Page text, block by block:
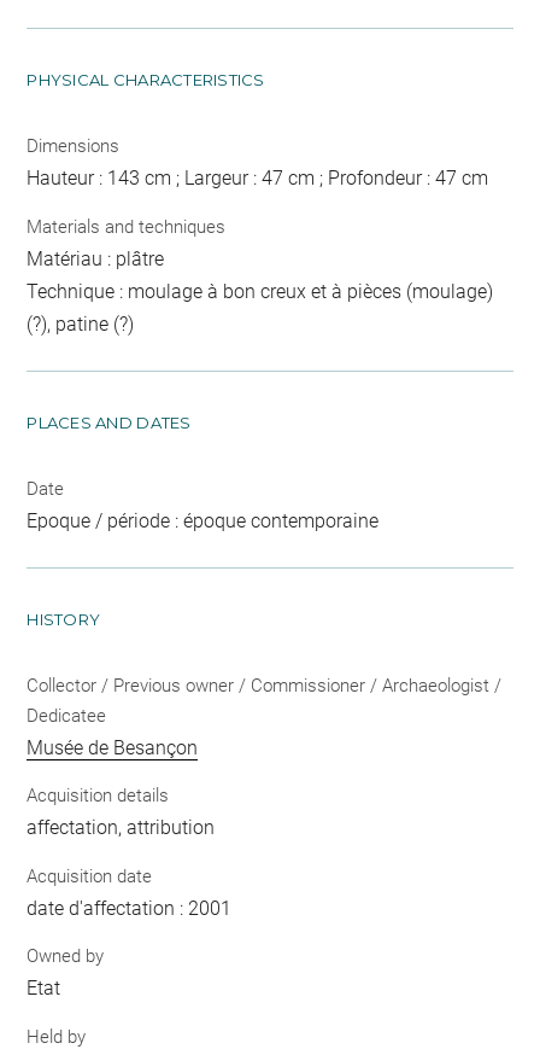
PHYSICAL CHARACTERISTICS
Dimensions
Hauteur : 143 cm ; Largeur : 47 cm ; Profondeur : 47 cm
Materials and techniques
Matériau : plâtre
Technique : moulage à bon creux et à pièces (moulage)
(?), patine (?)
PLACES AND DATES
Date
Epoque / période : époque contemporaine
HISTORY
Collector / Previous owner / Commissioner / Archaeologist /
Dedicatee
Musée de Besançon
Acquisition details
affectation, attribution
Acquisition date
date d'affectation : 2001
Owned by
Etat
Held by